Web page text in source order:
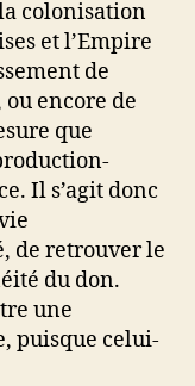
colonisation
et l’Empire
de
ou encore de
que
Il s’agit donc
de retrouver le
du don.
une
puisque celui-